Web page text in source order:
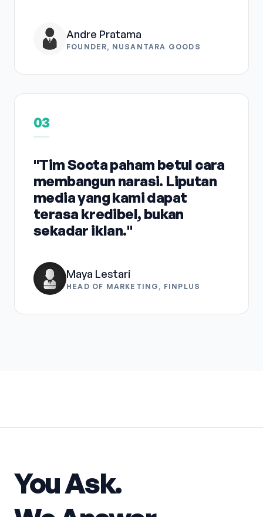
Andre Pratama
FOUNDER, NUSANTARA GOODS
03
"Tim Socta paham betul cara
membangun narasi. Liputan
media yang kami dapat
terasa kredibel, bukan
sekadar iklan."
Maya Lestari
HEAD OF MARKETING, FINPLUS
You Ask.